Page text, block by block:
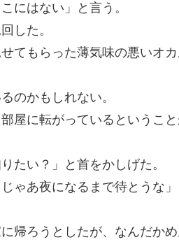
にはない」と言う。
した。
てもらった薄気味の悪いオ
のかもしれない。
屋に転がっているというこ
たい？」と首をかしげた。
ゃあ夜になるまで待とうな
帰ろうとしたが、なんだか